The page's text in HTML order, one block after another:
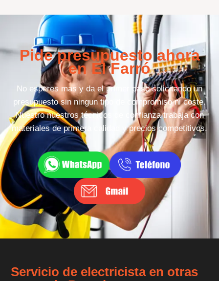
Pide presupuesto ahora
en El Farró
No esperes mas y da el primer paso solicitando un
presupuesto sin ningun tipo de compromiso ni coste.
Nuestro nuestros técnicos de confianza trabaja con
materiales de primera calidad y precios competitivos.
Servicio de electricista en otras